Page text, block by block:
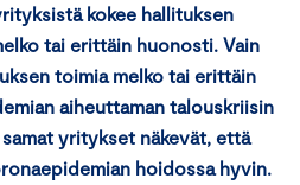
kokee hallituksen
tai erittäin huonosti. Vain
toimia melko tai erittäin
aiheuttaman talouskriisin
yritykset näkevät, että
hoidossa hyvin.